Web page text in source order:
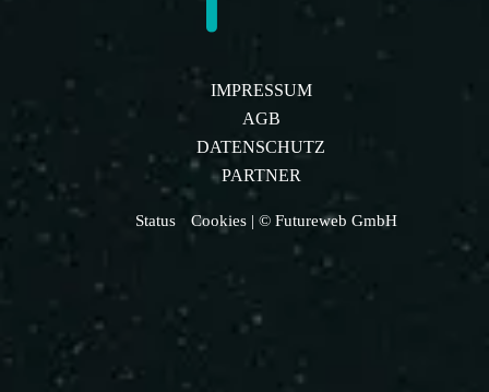
IMPRESSUM
AGB
DATENSCHUTZ
PARTNER
Status Cookies | © Futureweb GmbH